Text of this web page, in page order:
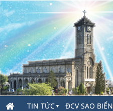
TIN TỨC ▼ ĐCV SAO BIỂN